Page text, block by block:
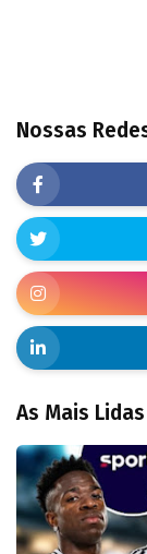
Nossas
As Mais Lidas